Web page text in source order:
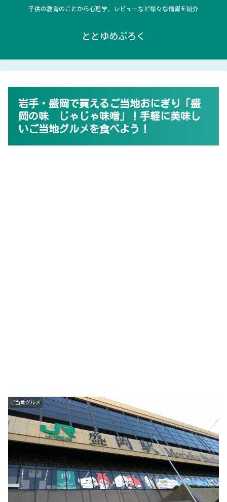
子供の教育のことから心理学、レビューなど様々な情報を紹介
ととゆめぶろく
岩手・盛岡で買えるご当地おにぎり「盛
岡の味 じゃじゃ味噌」！手軽に美味し
いご当地グルメを食べよう！
ご当地グルメ